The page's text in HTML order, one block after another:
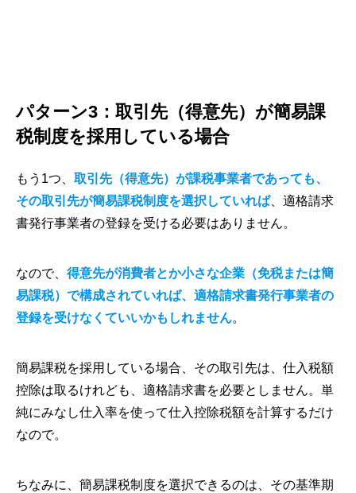
パターン3：取引先（得意先）が簡易課
税制度を採用している場合
もう1つ、 取引先（得意先）が課税事業者であっても、
その取引先が簡易課税制度を選択していれば、適格請求
書発行事業者の登録を受ける必要はありません。
なので、 得意先が消費者とか小さな企業（免税または簡
易課税）で構成されていれば、適格請求書発行事業者の
登録を受けなくていいかもしれません。
簡易課税を採用している場合、その取引先は、仕入税額
控除は取るけれども、適格請求書を必要としません。単
純にみなし仕入率を使って仕入控除税額を計算するだけ
なので。
ちなみに、簡易課税制度を選択できるのは、その基準期